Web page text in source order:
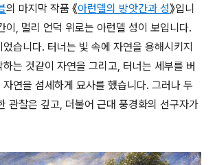
의 마지막 작품 《아런델의 방앗간과 성》입니
이, 멀리 언덕 위로는 아런델 성이 보입니다.
습니다. 터너는 빛 속에 자연을 용해시키지
는 것같이 자연을 그리고, 터너는 세부를 버
연을 섬세하게 묘사를 했습니다. 그러나 두
관찰은 깊고, 더불어 근대 풍경화의 선구자가